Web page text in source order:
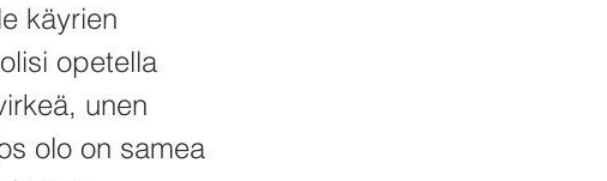
käyrien
opetella
unen
olo on samea